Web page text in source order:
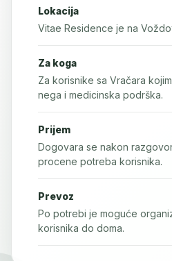
Lokacija
Vitae Residence je na
Za koga
Za korisnike sa Vračara
nega i medicinska podrška.
Prijem
Dogovara se nakon
procene potreba korisnika.
Prevoz
Po potrebi je moguće
korisnika do doma.